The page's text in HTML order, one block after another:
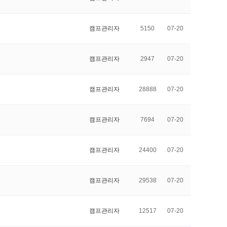
캠프관리자 5150 07-20
캠프관리자 2947 07-20
캠프관리자 28888 07-20
캠프관리자 7694 07-20
캠프관리자 24400 07-20
캠프관리자 29538 07-20
캠프관리자 12517 07-20